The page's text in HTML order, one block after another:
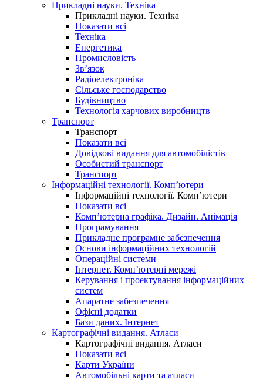
Прикладні науки. Техніка
Прикладні науки. Техніка
Показати всі
Техніка
Енергетика
Промисловість
Зв’язок
Радіоелектроніка
Сільське господарство
Будівництво
Технологія харчових виробництв
Транспорт
Транспорт
Показати всі
Довідкові видання для автомобілістів
Особистий транспорт
Транспорт
Інформаційні технології. Комп’ютери
Інформаційні технології. Комп’ютери
Показати всі
Комп’ютерна графіка. Дизайн. Анімація
Програмування
Прикладне програмне забезпечення
Основи інформаційних технологій
Операційні системи
Інтернет. Комп’ютерні мережі
Керування і проектування інформаційних
систем
Апаратне забезпечення
Офісні додатки
Бази даних. Інтернет
Картографічні видання. Атласи
Картографічні видання. Атласи
Показати всі
Карти України
Автомобільні карти та атласи